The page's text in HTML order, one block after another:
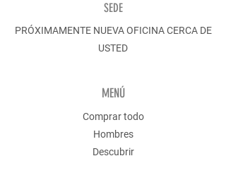
SEDE
PRÓXIMAMENTE NUEVA OFICINA CERCA DE
USTED
MENÚ
Comprar todo
Hombres
Descubrir